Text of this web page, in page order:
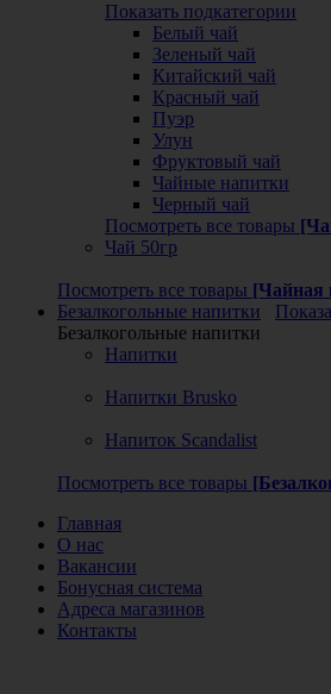
Показать подкатегории
Белый чай
Зеленый чай
Китайский чай
Красный чай
Пуэр
Улун
Фруктовый чай
Чайные напитки
Черный чай
Посмотреть все товары
Чай 50гр
Посмотреть все товары [Чайная
Безалкогольные напитки
Безалкогольные напитки
Напитки
Напитки Brusko
Напиток Scandalist
Посмотреть все товары
Главная
О нас
Вакансии
Бонусная система
Адреса магазинов
Контакты